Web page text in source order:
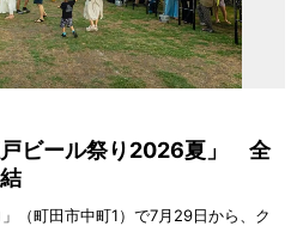
戸ビール祭り2026夏」 全
（町田市中町1）で7月29日から、ク